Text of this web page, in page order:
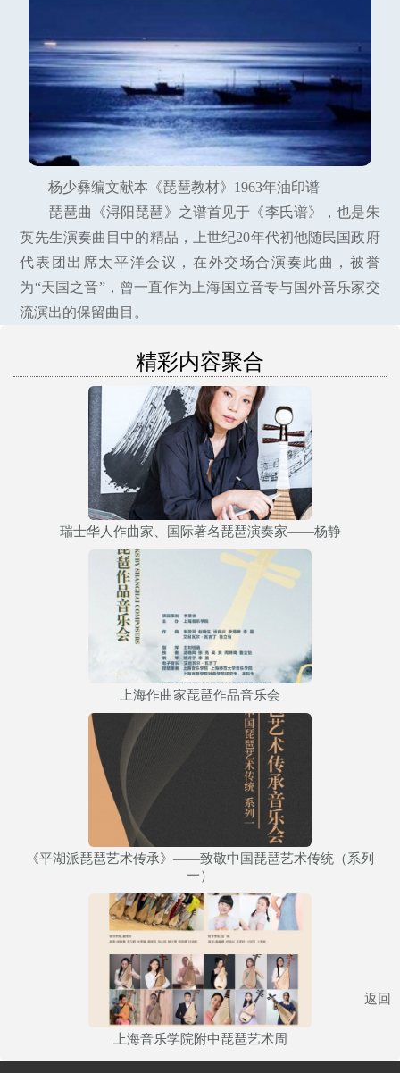
杨少彝编文献本《琵琶教材》1963年油印谱
琵琶曲《浔阳琵琶》之谱首见于《李氏谱》，也是朱
英先生演奏曲目中的精品，上世纪20年代初他随民国政府
代表团出席太平洋会议，在外交场合演奏此曲，被誉
为“天国之音”，曾一直作为上海国立音专与国外音乐家交
流演出的保留曲目。
精彩内容聚合
瑞士华人作曲家、国际著名琵琶演奏家——杨静
上海作曲家琵琶作品音乐会
《平湖派琵琶艺术传承》——致敬中国琵琶艺术传统（系列
一）
上海音乐学院附中琵琶艺术周
返回